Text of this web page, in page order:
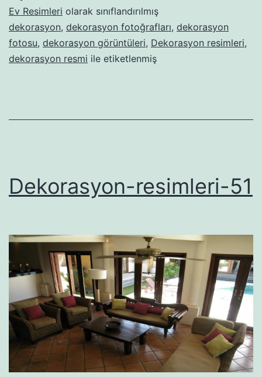
Ev Resimleri olarak sınıflandırılmış
dekorasyon, dekorasyon fotoğrafları, dekorasyon
fotosu, dekorasyon görüntüleri, Dekorasyon resimleri,
dekorasyon resmi ile etiketlenmiş
Dekorasyon-resimleri-51